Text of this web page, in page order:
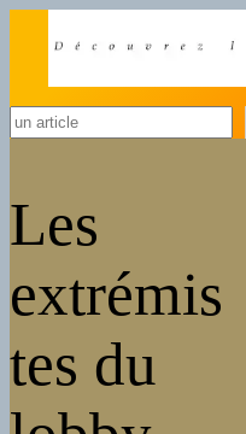
Les
extrémis
tes du